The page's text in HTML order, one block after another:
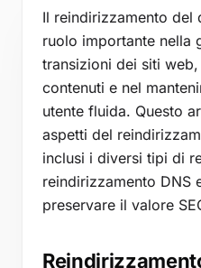
Strumenti online per il
Risoluzione dei problemi
Considerazioni SEO e
Impatto sulla SEO
Migliori pratiche per il
Domande comuni
Quanto tempo ci vuole
reindirizzamento DNS?
Qual è la differenza tra un
Il reindirizzamento del
ruolo importante nella
transizioni dei siti
contenuti e nel
utente fluida. Questo
aspetti del
inclusi i diversi tipi di
reindirizzamento DNS
preservare il valore